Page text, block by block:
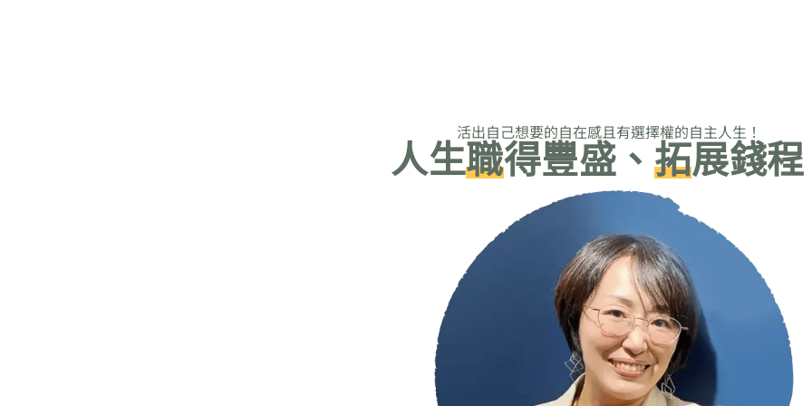
活出自己想要的自在感且有選擇權的自主人生！
人生職得豐盛、 拓展錢